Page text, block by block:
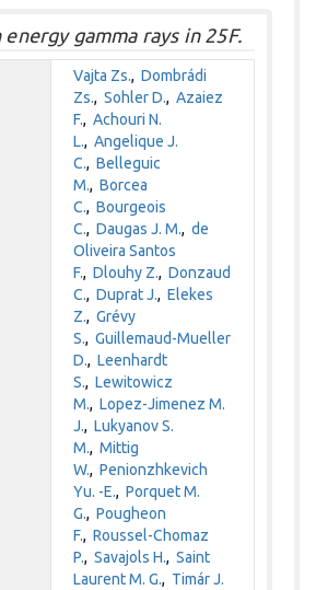
energy gamma rays in 25F.
Vajta Zs.,Dombrádi
Zs.,Sohler D.,Azaiez
F.,Achouri N.
L.,Angelique J.
C.,Belleguic
M.,Borcea
C.,Bourgeois
C.,Daugas J. M.,de
Oliveira Santos
F.,Dlouhy Z.,Donzaud
C.,Duprat J.,Elekes
Z.,Grévy
S.,Guillemaud-Mueller
D.,Leenhardt
S.,Lewitowicz
M.,Lopez-Jimenez M.
J.,Lukyanov S.
M.,Mittig
W.,Penionzhkevich
Yu. -E.,Porquet M.
G.,Pougheon
F.,Roussel-Chomaz
P.,Savajols H.,Saint
Laurent M. G., Timár J.